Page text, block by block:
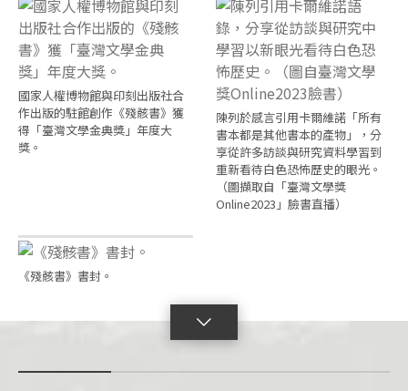
國家人權博物館與印刻出版社合
作出版的駐館創作《殘骸書》獲
得「臺灣文學金典獎」年度大
獎。
陳列於感言引用卡爾維諾「所有
書本都是其他書本的產物」，分
享從許多訪談與研究資料學習到
重新看待白色恐怖歷史的眼光。
（圖擷取自「臺灣文學獎
Online2023」臉書直播）
《殘骸書》書封。